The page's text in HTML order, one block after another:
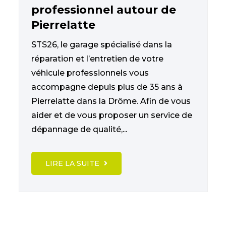
professionnel autour de
Pierrelatte
STS26, le garage spécialisé dans la
réparation et l’entretien de votre
véhicule professionnels vous
accompagne depuis plus de 35 ans à
Pierrelatte dans la Drôme. Afin de vous
aider et de vous proposer un service de
dépannage de qualité,...
LIRE LA SUITE